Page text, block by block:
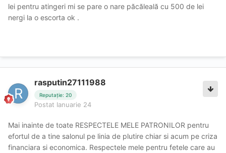
lei pentru atingeri mi se pare o nare păcăleală cu 500 de lei
nergi la o escorta ok .
rasputin27111988
Reputație: 20
Postat Ianuarie 24
Mai inainte de toate RESPECTELE MELE PATRONILOR pentru
efortul de a tine salonul pe linia de plutire chiar si acum pe criza
financiara si economica. Respectele mele pentru fetele care au